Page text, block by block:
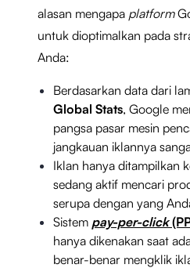
alasan mengapa platform
untuk dioptimalkan pada
Anda:
Berdasarkan data dari
Global Stats, Google
pangsa pasar mesin
jangkauan iklannya
Iklan hanya ditampilkan
sedang aktif mencari
serupa dengan yang
Sistem pay-per-click
hanya dikenakan saat
benar-benar mengklik